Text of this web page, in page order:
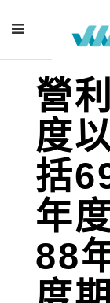
營
度
括
年
88